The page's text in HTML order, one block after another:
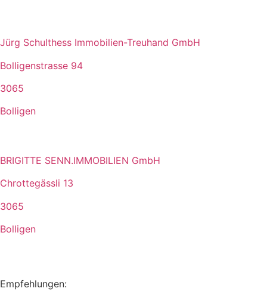
Jürg Schulthess Immobilien-Treuhand GmbH
Bolligenstrasse 94
3065
Bolligen
BRIGITTE SENN.IMMOBILIEN GmbH
Chrottegässli 13
3065
Bolligen
Empfehlungen: